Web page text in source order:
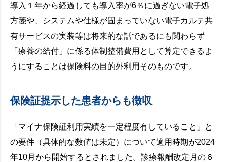
導入１年から経過しても導入率が6％に過ぎない電子処
方箋や、システムや仕様が固まっていない電子カルテ共
有サービスの実装等は将来的な話であるにも関わらず
「療養の給付」に係る体制整備費用として算定できるよ
うにすることは保険料の目的外利用そのものです。
保険証提示した患者からも徴収
「マイナ保険証利用実績を一定程度有していること」と
の要件（具体的な数値は未定）について適用時期が2024
年10月から開始するとされました。診療報酬改定月の６